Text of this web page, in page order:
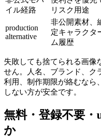
イル経路
リスク用途
production
alternative
非公開素材、
定キャラクタ
ム履歴
失敗しても捨てられる画像
せん。人名、ブランド、ク
利用、制作期限が絡むなら
しない方が安全です。
無料・登録不要
か